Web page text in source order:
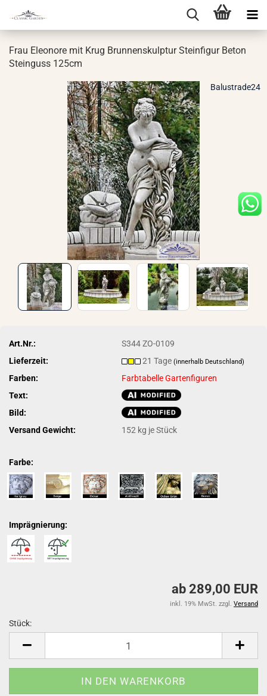
Frau Eleo­no­re mit Krug Brun­nen­skulp­tur Stein­fi­gur Beton
Stein­guss 125cm
Balustrade24
Art.Nr.:
S344 ZO-0109
Lieferzeit:
21 Tage(innerhalb Deutschland)
Farben:
Farbtabelle Gartenfiguren
Text:
Bild:
Versand Gewicht:
152 kg je Stück
Farbe:
Imprägnierung:
ab 289,00 EUR
inkl. 19% MwSt. zzgl. Versand
Stück: